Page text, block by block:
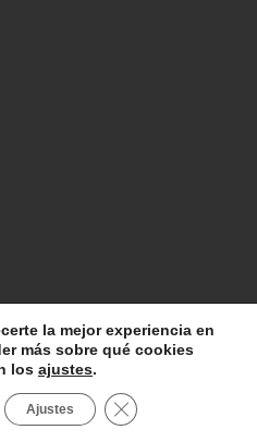
Todos los derechos reservados
la mejor experiencia en
más sobre qué cookies
los ajustes.
Ajustes Cerrar el banner